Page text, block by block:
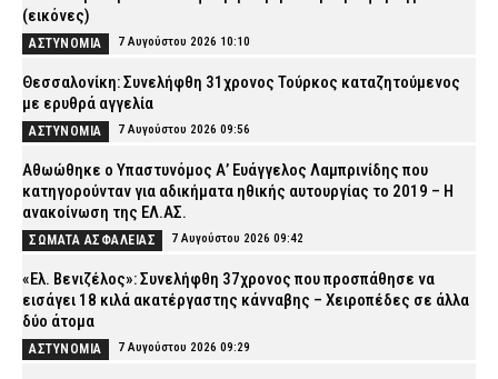
(εικόνες)
ΑΣΤΥΝΟΜΙΑ 7 Αυγούστου 2026 10:10
Θεσσαλονίκη: Συνελήφθη 31χρονος Τούρκος καταζητούμενος
με ερυθρά αγγελία
ΑΣΤΥΝΟΜΙΑ 7 Αυγούστου 2026 09:56
Αθωώθηκε ο Υπαστυνόμος Α’ Ευάγγελος Λαμπρινίδης που
κατηγορούνταν για αδικήματα ηθικής αυτουργίας το 2019 – Η
ανακοίνωση της ΕΛ.ΑΣ.
ΣΩΜΑΤΑ ΑΣΦΑΛΕΙΑΣ 7 Αυγούστου 2026 09:42
«Ελ. Βενιζέλος»: Συνελήφθη 37χρονος που προσπάθησε να
εισάγει 18 κιλά ακατέργαστης κάνναβης – Χειροπέδες σε άλλα
δύο άτομα
ΑΣΤΥΝΟΜΙΑ 7 Αυγούστου 2026 09:29